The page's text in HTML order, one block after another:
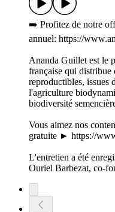
➡️ Profitez de notre
annuel: https://
Ananda Guillet est le
française qui distribue
reproductibles, issues
l'agriculture
biodiversité
Vous aimez nos
gratuite ► https://
L'entretien a été
Ouriel Barbezat, co-